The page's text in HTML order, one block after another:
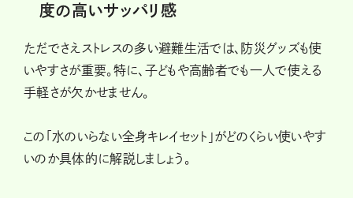
度の高いサッパリ感
ただでさえストレスの多い避難生活では、防災グッズも使
いやすさが重要。特に、子どもや高齢者でも一人で使える
手軽さが欠かせません。
この「水のいらない全身キレイセット」がどのくらい使いやす
いのか具体的に解説しましょう。